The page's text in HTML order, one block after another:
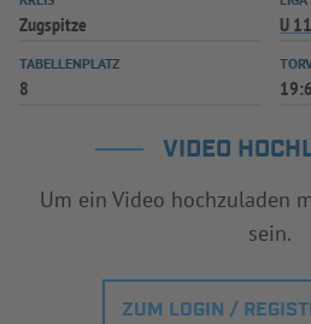
Zugspitze U
TABELLENPLATZ
8
VIDEO
Um ein Video hochzuladen
sein.
ZUM LOGIN /